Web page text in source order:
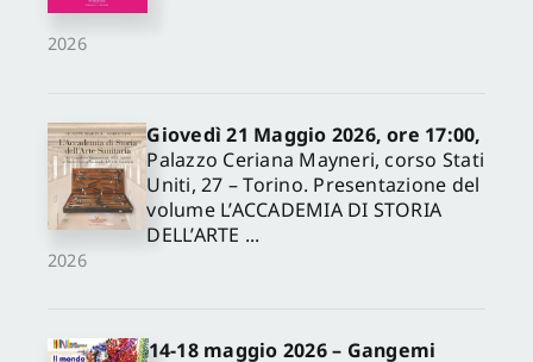
2026
2026
Giovedì 21 Maggio 2026, ore 17:00,
Palazzo Ceriana Mayneri, corso Stati
Uniti, 27 – Torino. Presentazione del
volume L’ACCADEMIA DI STORIA
DELL’ARTE ...
14-18 maggio 2026 – Gangemi